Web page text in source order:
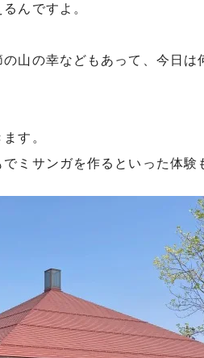
んですよ。
山の幸などもあって、今日
す。
ミサンガを作るといった体験